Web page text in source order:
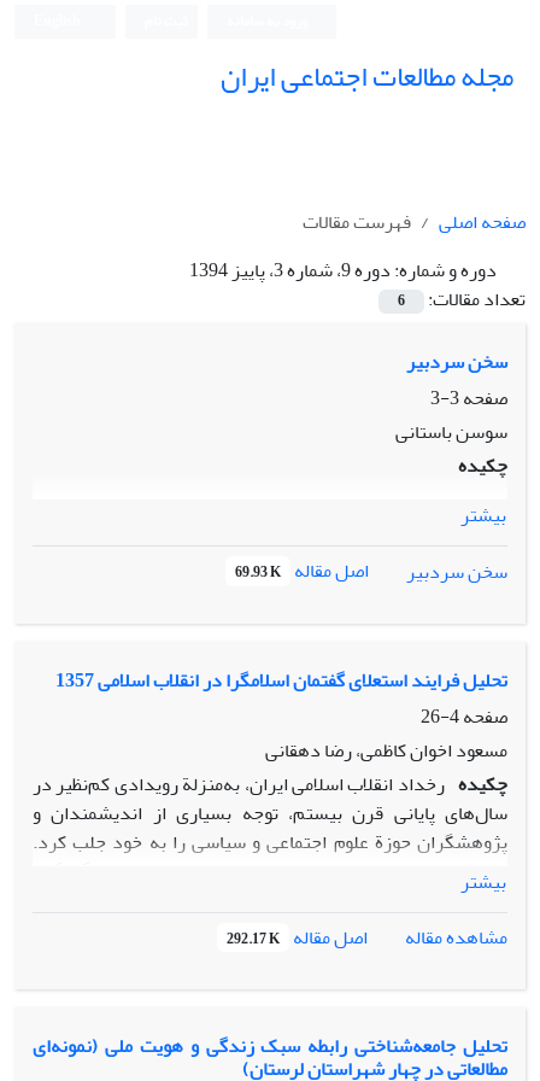
مجله مطالعات اجتماعی ایران
صفحه اصلی
فهرست مقالات
دوره و شماره:دوره 9، شماره 3، پاییز 1394
تعداد مقالات:
6
سخن سردبیر
صفحه3-3
سوسن باستانی
چکیده
بیشتر
سخن سردبیر
اصل مقاله 69.93 K
تحلیل فرایند استعلای گفتمان اسلامگرا در انقلاب اسلامی 1357
صفحه4-26
مسعود اخوان کاظمی، رضا دهقانی
چکیده رخداد انقلاب اسلامی ایران، به‌منزلة رویدادی کم‌نظیر در
سال‌های پایانی قرن بیستم، توجه بسیاری از اندیشمندان و
پژوهشگران حوزة علوم اجتماعی و سیاسی را به خود جلب کرد.
ازاین‌رو، برای مطالعة این پدیده، از نظریات و رویکردهای گوناگون
بهره گرفته شد. اکثر این نظریات به بررسی چگونگی شکل‌گیری
رخداد انقلاب معطوف شده‌اند و تحلیل چرایی سلطة گفتمان
اسلام‌گرا، به‌طور نظام‌مند، کمتر در کانون توجه قرار گرفته‌است.
تحلیل گفتمان، به‌ویژه خوانش لاکلا و موف، به‌دلیل دارابودن
چرایی چیرگی و افول گفتمان‌ها به‌طور نظام‌مند و هدفمند در حوزة
مطالعات جامعه‌شناسی سیاسی فراهم آورده‌است. با به‌کارگیری
بیشتر
مشاهده مقاله
اصل مقاله 292.17 K
تحلیل جامعه‌شناختی رابطه سبک زندگی و هویت ملی (نمونه‌ای
مطالعاتی در چهار شهراستان لرستان)